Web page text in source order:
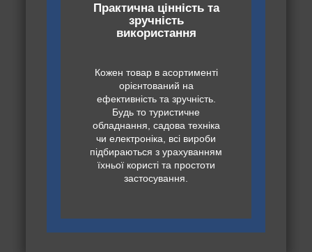
Практична цінність та
зручність
використання
Кожен товар в асортименті
орієнтований на
ефективність та зручність.
Будь то туристичне
обладнання, садова техніка
чи електроніка, всі вироби
підбираються з урахуванням
їхньої користі та простоти
застосування.